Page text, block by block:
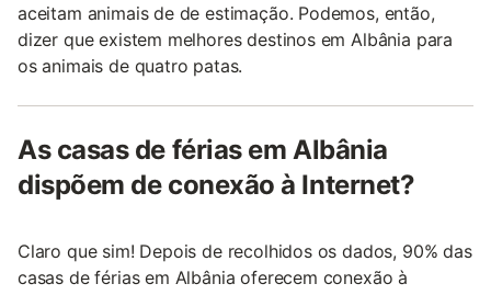
aceitam animais de de estimação. Podemos, então,
dizer que existem melhores destinos em Albânia para
os animais de quatro patas.
As casas de férias em Albânia
dispõem de conexão à Internet?
Claro que sim! Depois de recolhidos os dados, 90% das
casas de férias em Albânia oferecem conexão à